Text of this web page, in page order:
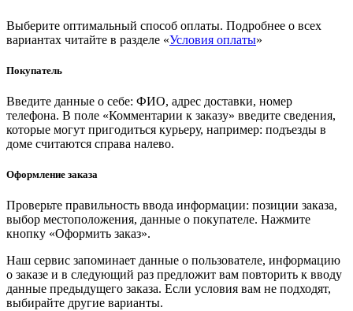
Выберите оптимальный способ оплаты. Подробнее о всех
вариантах читайте в разделе «Условия оплаты»
Покупатель
Введите данные о себе: ФИО, адрес доставки, номер
телефона. В поле «Комментарии к заказу» введите сведения,
которые могут пригодиться курьеру, например: подъезды в
доме считаются справа налево.
Оформление заказа
Проверьте правильность ввода информации: позиции заказа,
выбор местоположения, данные о покупателе. Нажмите
кнопку «Оформить заказ».
Наш сервис запоминает данные о пользователе, информацию
о заказе и в следующий раз предложит вам повторить к вводу
данные предыдущего заказа. Если условия вам не подходят,
выбирайте другие варианты.